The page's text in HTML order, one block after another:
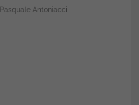
Pasquale Antoniacci